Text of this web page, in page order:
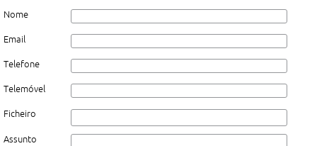
Nome
Email
Telefone
Telemóvel
Ficheiro
Assunto